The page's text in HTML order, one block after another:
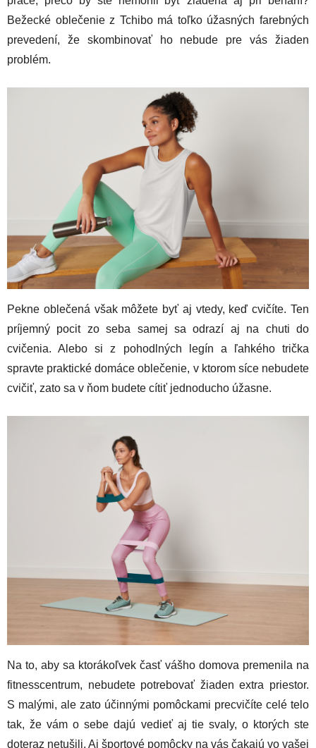
Bežecké oblečenie z Tchibo má toľko úžasných farebných
prevedení, že skombinovať ho nebude pre vás žiaden
problém.
Pekne oblečená však môžete byť aj vtedy, keď cvičíte. Ten
príjemný pocit zo seba samej sa odrazí aj na chuti do
cvičenia. Alebo si z pohodlných legín a ľahkého trička
spravte praktické domáce oblečenie, v ktorom síce nebudete
cvičiť, zato sa v ňom budete cítiť jednoducho úžasne.
Na to, aby sa ktorákoľvek časť vášho domova premenila na
fitnesscentrum, nebudete potrebovať žiaden extra priestor.
S malými, ale zato účinnými pomôckami precvičíte celé telo
tak, že vám o sebe dajú vedieť aj tie svaly, o ktorých ste
doteraz netušili. Aj športové pomôcky na vás čakajú vo vašej